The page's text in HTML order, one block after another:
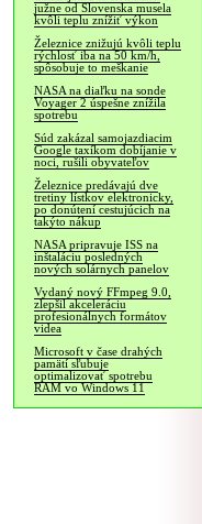
južne od Slovenska musela
kvôli teplu znížiť výkon
Železnice znižujú kvôli teplu
rýchlosť iba na 50 km/h,
spôsobuje to meškanie
NASA na diaľku na sonde
Voyager 2 úspešne znížila
spotrebu
Súd zakázal samojazdiacim
Google taxíkom dobíjanie v
noci, rušili obyvateľov
Železnice predávajú dve
tretiny lístkov elektronicky,
po donútení cestujúcich na
takýto nákup
NASA pripravuje ISS na
inštaláciu posledných
nových solárnych panelov
Vydaný nový FFmpeg 9.0,
zlepšil akceleráciu
profesionálnych formátov
videa
Microsoft v čase drahých
pamätí sľubuje
optimalizovať spotrebu
RAM vo Windows 11